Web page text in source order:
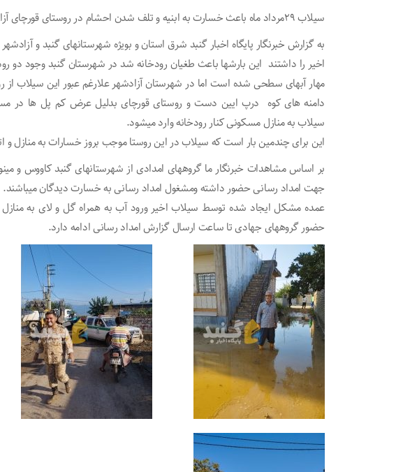
سیلاب ۲۹مرداد ماه باعث خسارت به ابنیه و تلف شدن احشام در روستای قورچای آزادشهر شد
اخیر را داشتند این بارشها باعث طغیان رودخانه شد در شهرستان گنبد وجود دو
مهار آبهای سطحی شده است اما در شهرستان آزادشهر علارغم عبور این سیلاب
دامنه های کوه درپ ایین دست و روستای قورچای بدلیل عرض کم پل ها در
سیلاب به منازل مسکونی کنار رودخانه وارد میشود.
این برای چندمین بار است که سیلاب در این روستا موجب بروز خسارات به منازل و
بر اساس مشاهدات خبرنگار ما گروههای امدادی از شهرستانهای گنبد کاووس و
جهت امداد رسانی حضور داشته ومشغول امداد رسانی به خسارت دیدگان میباشند.
عمده مشکل ایجاد شده توسط سیلاب اخیر ورود آب به همراه گل و لای به منازل
حضور گروههای جهادی تا ساعت ارسال گزارش امداد رسانی ادامه دارد.